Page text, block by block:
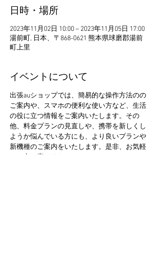
日時・場所
2023年11月02日 10:00 – 2023年11月05日 17:00
湯前町, 日本、〒868-0621 熊本県球磨郡湯前
町上里
イベントについて
出張auショップでは、簡易的な操作方法のの
ご案内や、スマホの便利な使い方など、生活
の役に立つ情報をご案内いたします。その
他、料金プランの見直しや、携帯を新しくし
ようか悩んでいる方にも、より良いプランや
新機種のご案内をいたします。是非、お気軽